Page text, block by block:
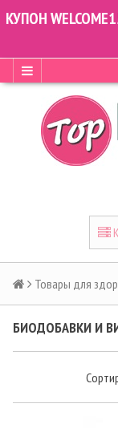
КУПОН
Товары для
БИОДОБАВКИ И